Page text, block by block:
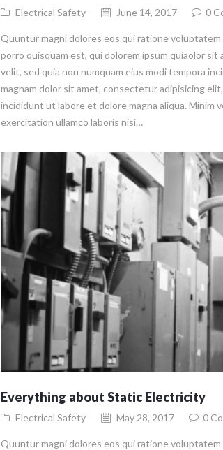
Electrical Safety June 14, 2017 0
Quuntur magni dolores eos qui ratione
porro quisquam est, qui dolorem ipsum quiaolor
velit, sed quia non numquam eius modi tempora
magnam dolor sit amet, consectetur adipisicing
incididunt ut labore et dolore magna aliqua. Minim
exercitation ullamco laboris nisi…
Everything about Static Electricity
Electrical Safety May 28, 2017 0
Quuntur magni dolores eos qui ratione